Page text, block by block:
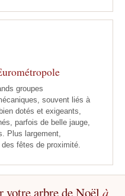
groupes
souvent liés à
dotés et exigeants,
parfois de belle jauge,
Plus largement,
fêtes de proximité.
votre arbre de Noëlà